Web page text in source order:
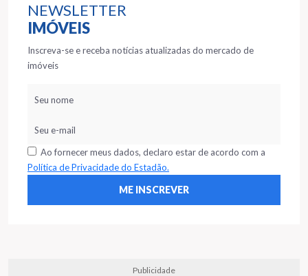
NEWSLETTER
IMÓVEIS
Inscreva-se e receba notícias atualizadas do mercado de
imóveis
Ao fornecer meus dados, declaro estar de acordo com a
Política de Privacidade do Estadão.
Publicidade